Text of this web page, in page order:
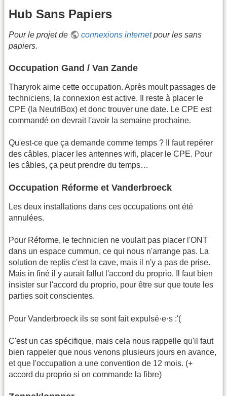
Hub Sans Papiers
Pour le projet de connexions internetpour les sans
papiers.
Occupation Gand / Van Zande
Tharyrok aime cette occupation. Après moult passages de
techniciens, la connexion est active. Il reste à placer le
CPE (la NeutriBox) et donc trouver une date. Le CPE est
commandé on devrait l'avoir la semaine prochaine.
Qu'est-ce que ça demande comme temps ? Il faut repérer
des câbles, placer les antennes wifi, placer le CPE. Pour
les câbles, ça peut prendre du temps…
Occupation Réforme et Vanderbroeck
Les deux installations dans ces occupations ont été
annulées.
Pour Réforme, le technicien ne voulait pas placer l'ONT
dans un espace cummun, ce qui nous n'arrange pas. La
solution de replis c'est la cave, mais il n'y a pas de prise.
Mais in finé il y aurait fallut l'accord du proprio. Il faut bien
insister sur l'accord du proprio, pour être sur que toute les
parties soit conscientes.
Pour Vanderbroeck ils se sont fait expulsé·e·s :'(
C'est un cas spécifique, mais cela nous rappelle qu'il faut
bien rappeler que nous venons plusieurs jours en avance,
et que l'occupation a une convention de 12 mois. (+
accord du proprio si on commande la fibre)